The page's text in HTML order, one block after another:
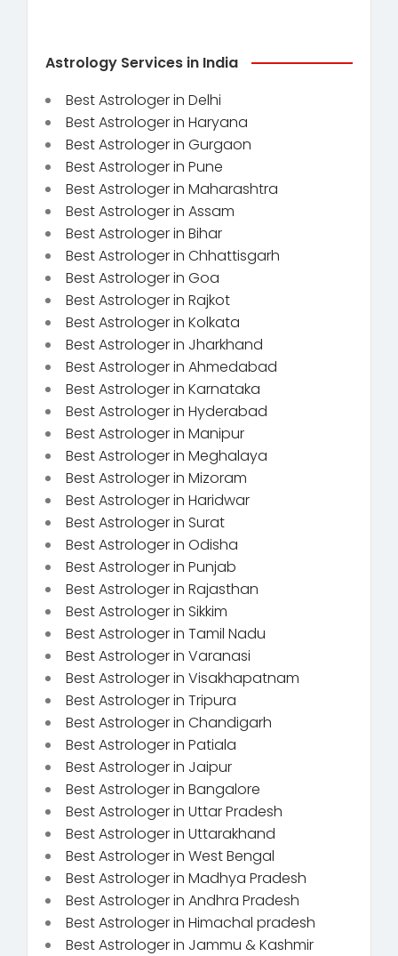
Astrology Services in India
Best Astrologer in Delhi
Best Astrologer in Haryana
Best Astrologer in Gurgaon
Best Astrologer in Pune
Best Astrologer in Maharashtra
Best Astrologer in Assam
Best Astrologer in Bihar
Best Astrologer in Chhattisgarh
Best Astrologer in Goa
Best Astrologer in Rajkot
Best Astrologer in Kolkata
Best Astrologer in Jharkhand
Best Astrologer in Ahmedabad
Best Astrologer in Karnataka
Best Astrologer in Hyderabad
Best Astrologer in Manipur
Best Astrologer in Meghalaya
Best Astrologer in Mizoram
Best Astrologer in Haridwar
Best Astrologer in Surat
Best Astrologer in Odisha
Best Astrologer in Punjab
Best Astrologer in Rajasthan
Best Astrologer in Sikkim
Best Astrologer in Tamil Nadu
Best Astrologer in Varanasi
Best Astrologer in Visakhapatnam
Best Astrologer in Tripura
Best Astrologer in Chandigarh
Best Astrologer in Patiala
Best Astrologer in Jaipur
Best Astrologer in Bangalore
Best Astrologer in Uttar Pradesh
Best Astrologer in Uttarakhand
Best Astrologer in West Bengal
Best Astrologer in Madhya Pradesh
Best Astrologer in Andhra Pradesh
Best Astrologer in Himachal pradesh
Best Astrologer in Jammu & Kashmir